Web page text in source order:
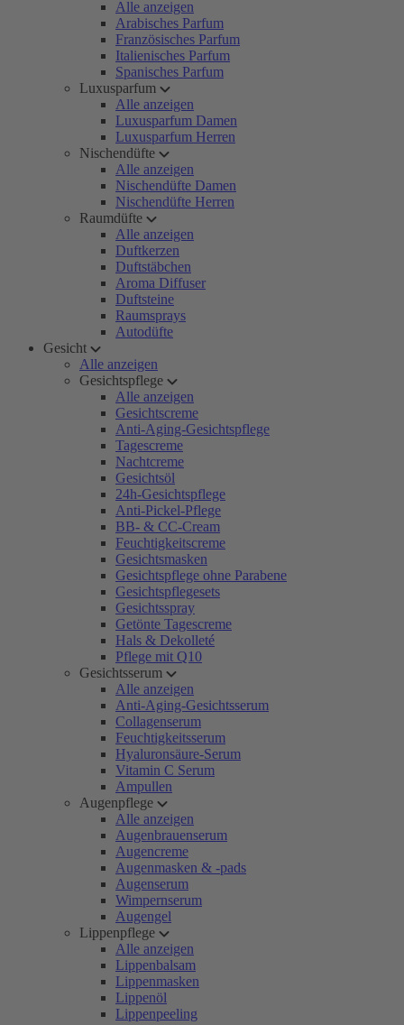
Alle anzeigen
Arabisches Parfum
Französisches Parfum
Italienisches Parfum
Spanisches Parfum
Luxusparfum
Alle anzeigen
Luxusparfum Damen
Luxusparfum Herren
Nischendüfte
Alle anzeigen
Nischendüfte Damen
Nischendüfte Herren
Raumdüfte
Alle anzeigen
Duftkerzen
Duftstäbchen
Aroma Diffuser
Duftsteine
Raumsprays
Autodüfte
Gesicht
Alle anzeigen
Gesichtspflege
Alle anzeigen
Gesichtscreme
Anti-Aging-Gesichtspflege
Tagescreme
Nachtcreme
Gesichtsöl
24h-Gesichtspflege
Anti-Pickel-Pflege
BB- & CC-Cream
Feuchtigkeitscreme
Gesichtsmasken
Gesichtspflege ohne Parabene
Gesichtspflegesets
Gesichtsspray
Getönte Tagescreme
Hals & Dekolleté
Pflege mit Q10
Gesichtsserum
Alle anzeigen
Anti-Aging-Gesichtsserum
Collagenserum
Feuchtigkeitsserum
Hyaluronsäure-Serum
Vitamin C Serum
Ampullen
Augenpflege
Alle anzeigen
Augenbrauenserum
Augencreme
Augenmasken & -pads
Augenserum
Wimpernserum
Augengel
Lippenpflege
Alle anzeigen
Lippenbalsam
Lippenmasken
Lippenöl
Lippenpeeling